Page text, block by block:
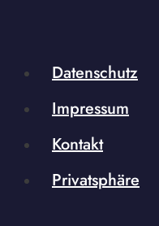
Datenschutz
Impressum
Kontakt
Privatsphäre